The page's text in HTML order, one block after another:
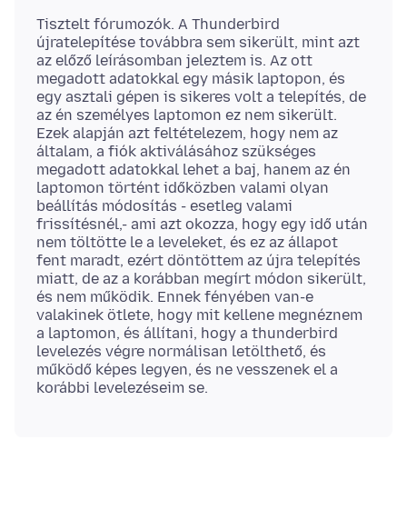
Tisztelt fórumozók. A Thunderbird
újratelepítése továbbra sem sikerült, mint azt
az előző leírásomban jeleztem is. Az ott
megadott adatokkal egy másik laptopon, és
egy asztali gépen is sikeres volt a telepítés, de
az én személyes laptomon ez nem sikerült.
Ezek alapján azt feltételezem, hogy nem az
általam, a fiók aktiválásához szükséges
megadott adatokkal lehet a baj, hanem az én
laptomon történt időközben valami olyan
beállítás módosítás - esetleg valami
frissítésnél,- ami azt okozza, hogy egy idő után
nem töltötte le a leveleket, és ez az állapot
fent maradt, ezért döntöttem az újra telepítés
miatt, de az a korábban megírt módon sikerült,
és nem működik. Ennek fényében van-e
valakinek ötlete, hogy mit kellene megnéznem
a laptomon, és állítani, hogy a thunderbird
levelezés végre normálisan letölthető, és
működő képes legyen, és ne vesszenek el a